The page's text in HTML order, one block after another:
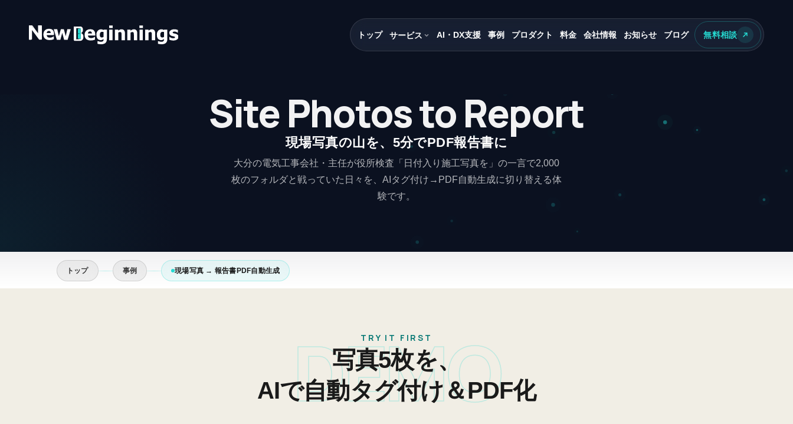
トップ サービス AI・DX支援 事例 プロダクト 料金 会社情報 お知らせ ブログ 無料相談
Site Photos to Report
現場写真の山を、5分でPDF報告書に
大分の電気工事会社・主任が役所検査「日付入り施工写真を」の一言で2,000
枚のフォルダと戦っていた日々を、AIタグ付け→PDF自動生成に切り替える体
験です。
トップ 事例 現場写真 → 報告書PDF自動生成
DEMO
TRY IT FIRST
写真5枚を、
AIで自動タグ付け＆PDF化